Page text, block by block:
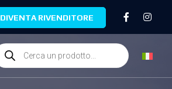
DIVENTA RIVENDITORE